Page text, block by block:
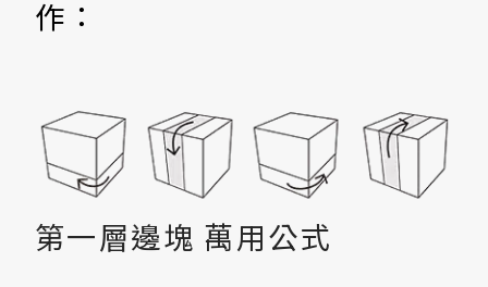
作：
第一層邊塊 萬用公式